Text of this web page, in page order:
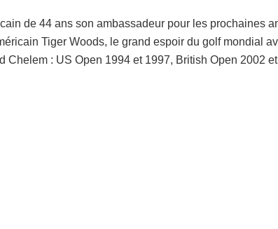
de 44 ans son ambassadeur pour les prochaines
Tiger Woods, le grand espoir du golf mondial
Chelem : US Open 1994 et 1997, British Open 2002